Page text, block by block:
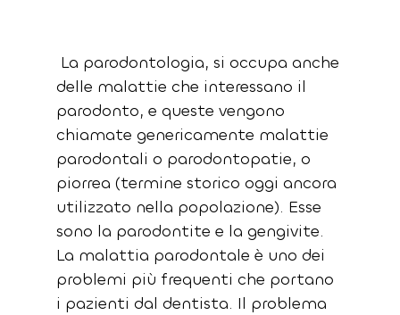
delle malattie che interessano il
parodonto, e queste vengono
chiamate genericamente malattie
parodontali o parodontopatie, o
piorrea (termine storico oggi ancora
utilizzato nella popolazione). Esse
sono la parodontite e la gengivite.
La malattia parodontale è uno dei
problemi più frequenti che portano
i pazienti dal dentista. Il problema